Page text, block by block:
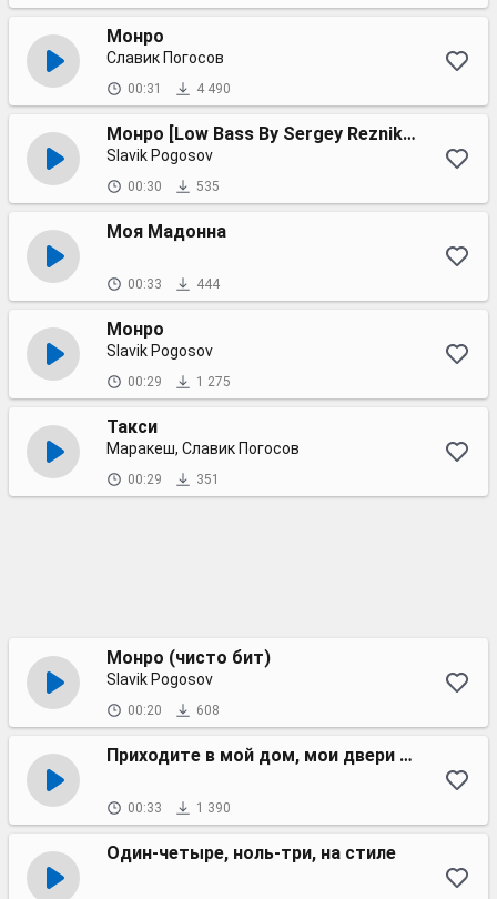
Монро
Славик Погосов
00:31 4 490
Монро [Low Bass By Sergey Reznikov]
Slavik Pogosov
00:30 535
Моя Мадонна
00:33 444
Монро
Slavik Pogosov
00:29 1 275
Такси
Маракеш, Славик Погосов
00:29 351
Монро (чисто бит)
Slavik Pogosov
00:20 608
Приходите в мой дом, мои двери открыты
00:33 1 390
Один-четыре, ноль-три, на стиле